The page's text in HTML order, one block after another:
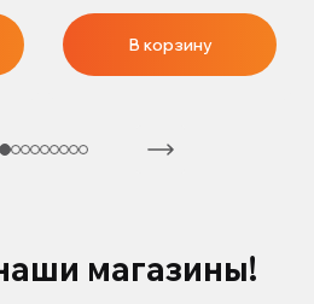
В корзину
магазины!